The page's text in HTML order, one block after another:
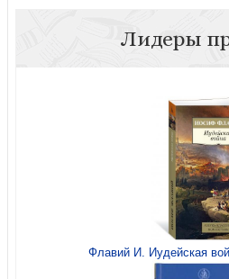
Воды всемирного
Лидеры
Флавий И. Иудейская